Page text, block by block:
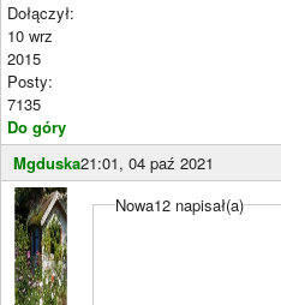
Dołączył:
10 wrz
2015
Posty:
7135
Do góry
Mgduska21:01, 04 paź 2021
Nowa12 napisał(a)